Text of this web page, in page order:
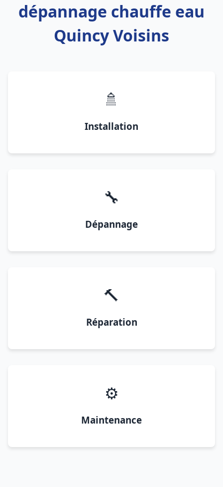
dépannage chauffe eau
Quincy Voisins
🚿
Installation
🔧
Dépannage
🔨
Réparation
⚙️
Maintenance